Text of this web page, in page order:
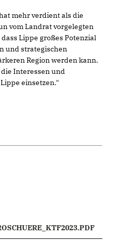
mehr verdient als die
vom Landrat vorgelegten
Lippe großes Potenzial
und strategischen
Region werden kann.
Interessen und
einsetzen."